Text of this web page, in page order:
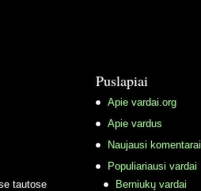
tautose
Puslapiai
Apie vardai.org
Apie vardus
Naujausi komentarai
Populiariausi vardai
Berniukų vardai